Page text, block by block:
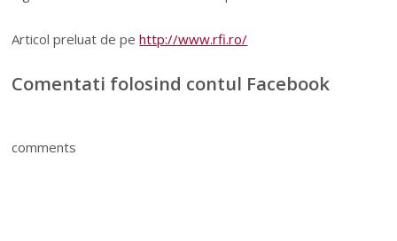
Articol preluat de pehttp://www.rfi.ro/
Comentati folosind contul Facebook
comments